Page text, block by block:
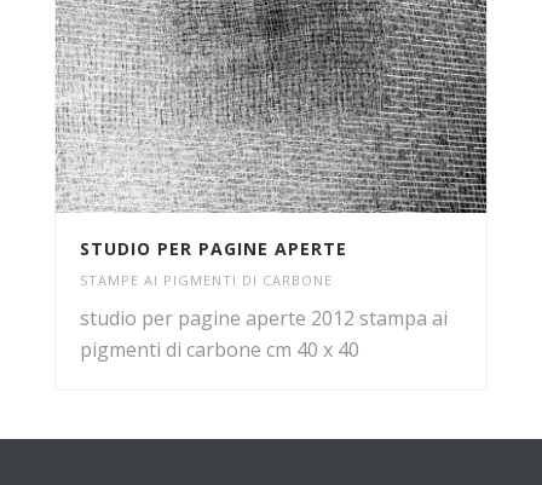
STUDIO PER PAGINE APERTE
STAMPE AI PIGMENTI DI CARBONE
studio per pagine aperte 2012 stampa ai
pigmenti di carbone cm 40 x 40